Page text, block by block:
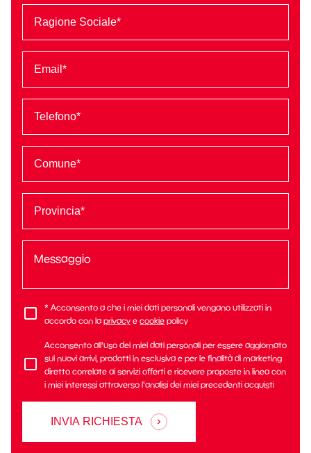
* Acconsento a che i miei dati personali vengano utilizzati in
accordo con la privacy e cookie policy
Acconsento all'uso dei miei dati personali per essere aggiornato
sui nuovi arrivi, prodotti in esclusiva e per le finalità di marketing
diretto correlate ai servizi offerti e ricevere proposte in linea con
i miei interessi attraverso l'analisi dei miei precedenti acquisti
INVIA RICHIESTA